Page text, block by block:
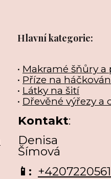
Hlavní kategorie:
• Makramé šňůry a
• Příze na
• Látky na šití
• Dřevěné výřezy a
Kontakt:
Denisa
Šímová
📱: